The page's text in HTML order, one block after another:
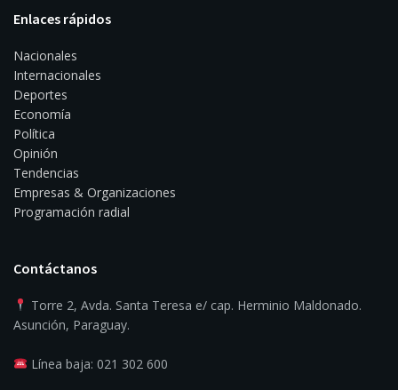
Enlaces rápidos
Nacionales
Internacionales
Deportes
Economía
Política
Opinión
Tendencias
Empresas & Organizaciones
Programación radial
Contáctanos
Torre 2, Avda. Santa Teresa e/ cap. Herminio Maldonado.
Asunción, Paraguay.
Línea baja: 021 302 600